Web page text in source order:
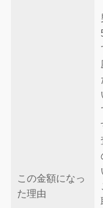
この金額になっ
た理由